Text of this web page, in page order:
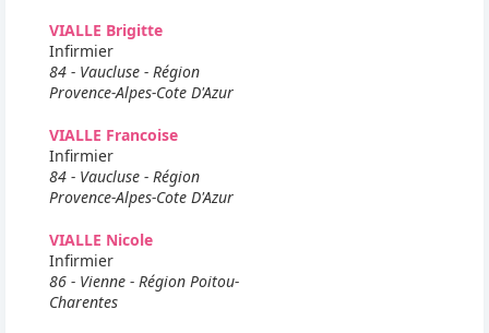
VIALLE Brigitte
Infirmier
84 - Vaucluse - Région
Provence-Alpes-Cote D'Azur
VIALLE Francoise
Infirmier
84 - Vaucluse - Région
Provence-Alpes-Cote D'Azur
VIALLE Nicole
Infirmier
86 - Vienne - Région Poitou-
Charentes